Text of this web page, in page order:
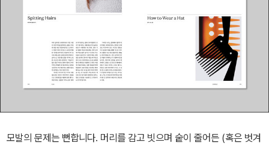
모발의 문제는 뻔합니다. 머리를 감고 빗으며 숱이 줄어든 (혹은 벗겨